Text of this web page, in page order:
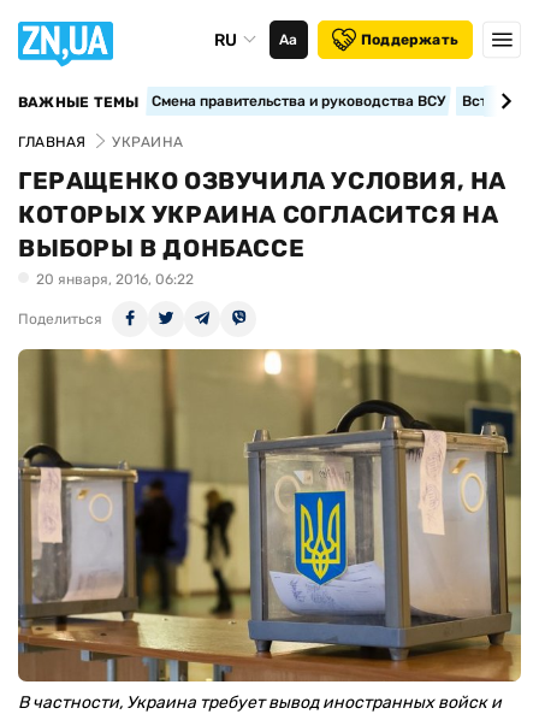
RU Аа Поддержать
ВАЖНЫЕ ТЕМЫ Смена правительства и руководства ВСУ
ГЛАВНАЯ УКРАИНА
ГЕРАЩЕНКО ОЗВУЧИЛА УСЛОВИЯ, НА
КОТОРЫХ УКРАИНА СОГЛАСИТСЯ НА
ВЫБОРЫ В ДОНБАССЕ
20 января, 2016, 06:22
Поделиться
В частности, Украина требует вывод иностранных войск и